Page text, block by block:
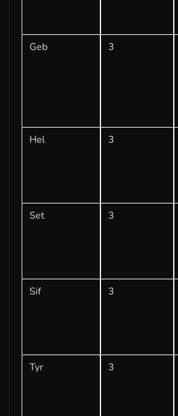
Geb
3
Hel
3
Set
3
Sif
3
Tyr
3